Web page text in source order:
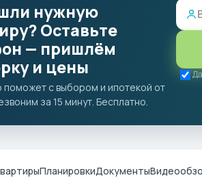
нужную
Оставьте
— пришлём
и цены
с выбором и ипотекой от
за 15 минут. Бесплатно.
ПланировкиДокументы